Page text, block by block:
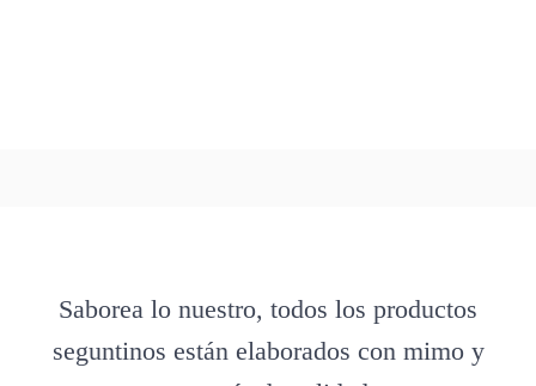
Saborea lo nuestro, todos los productos
seguntinos están elaborados con mimo y